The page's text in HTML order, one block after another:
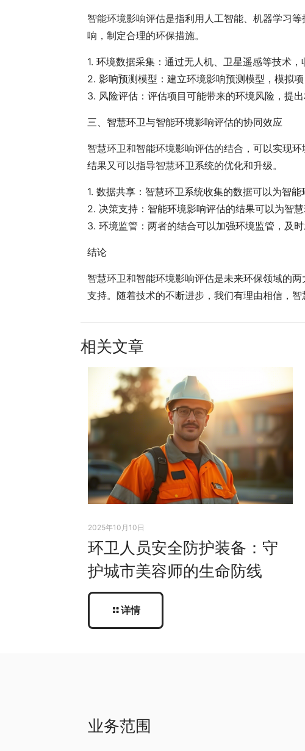
智能环境影响评估是指利用人工智能、机器学习
响，制定合理的环保措施。
1. 环境数据采集：通过无人机、卫星遥感等技术，
2. 影响预测模型：建立环境影响预测模型，模拟
3. 风险评估：评估项目可能带来的环境风险，提出
三、智慧环卫与智能环境影响评估的协同效应
智慧环卫和智能环境影响评估的结合，可以实现
结果又可以指导智慧环卫系统的优化和升级。
1. 数据共享：智慧环卫系统收集的数据可以为智
2. 决策支持：智能环境影响评估的结果可以为智
3. 环境监管：两者的结合可以加强环境监管，及时
结论
智慧环卫和智能环境影响评估是未来环保领域的
支持。随着技术的不断进步，我们有理由相信，
相关文章
2025年10月10日
环卫人员安全防护装备：守
护城市美容师的生命防线
详情
业务范围